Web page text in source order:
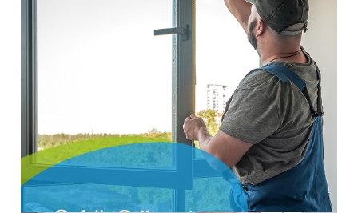
Schließdienste
In wechselnden Abständen führen unsere Fachkräfte
Kontrollen Ihres Objektes durch. Zu den von uns
durchgeführten Maßnahmen gehören, die Kontrolle
der Fenster, Türen und Tore.
mehr Infos